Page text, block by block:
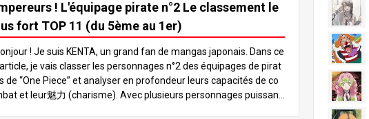
! L'équipage pirate n°2 Le classement le
fort TOP 11 (du 5ème au 1er)
! Je suis KENTA, un grand fan de mangas japonais. Dans ce
je vais classer les personnages n°2 des équipages de pirat
de “One Piece” et analyser en profondeur leurs capacités de co
et leur魅力 (charisme). Avec plusieurs personnages puissant